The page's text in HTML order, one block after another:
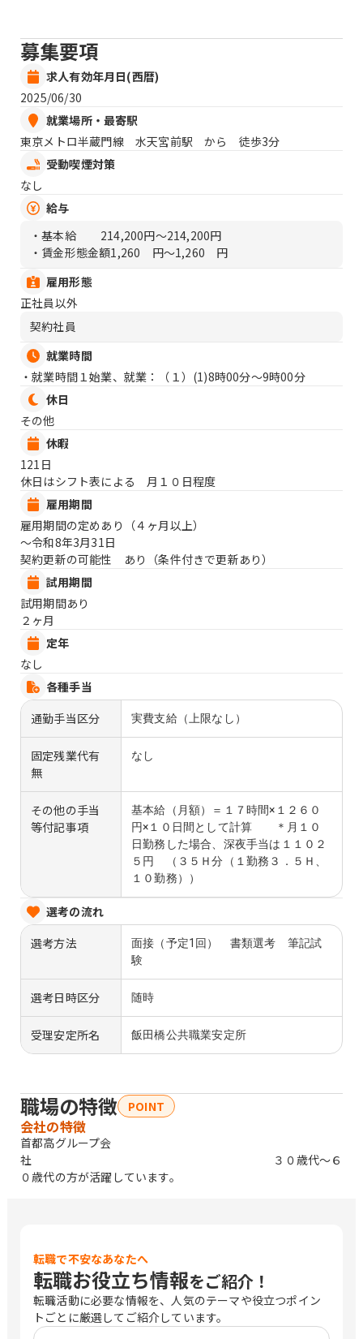
募集要項
求人有効年月日(西暦)
2025/06/30
就業場所・最寄駅
東京メトロ半蔵門線 水天宮前駅 から 徒歩3分
受動喫煙対策
なし
給与
・基本給
214,200円〜214,200円
・賃金形態金額1,260 円〜1,260 円
雇用形態
正社員以外
契約社員
就業時間
・就業時間１始業、就業：（１） (1)8時00分〜9時00分
休日
その他
休暇
121日
休日はシフト表による 月１０日程度
雇用期間
雇用期間の定めあり（４ヶ月以上）
〜令和8年3月31日
契約更新の可能性 あり（条件付きで更新あり）
試用期間
試用期間あり
２ヶ月
定年
なし
各種手当
通勤手当区分
実費支給（上限なし）
固定残業代有
無
なし
その他の手当
等付記事項
基本給（月額）＝１７時間×１２６０
円×１０日間として計算 ＊月１０
日勤務した場合、深夜手当は１１０２
５円 （３５Ｈ分（１勤務３．５Ｈ、
１０勤務））
選考の流れ
選考方法
面接（予定1回） 書類選考 筆記試
験
選考日時区分 随時
受理安定所名 飯田橋公共職業安定所
職場の特徴 POINT
会社の特徴
首都高グループ会
社 ３０歳代〜６
０歳代の方が活躍しています。
転職で不安なあなたへ
転職お役立ち情報をご紹介！
転職活動に必要な情報を、人気のテーマや役立つポイン
トごとに厳選してご紹介しています。